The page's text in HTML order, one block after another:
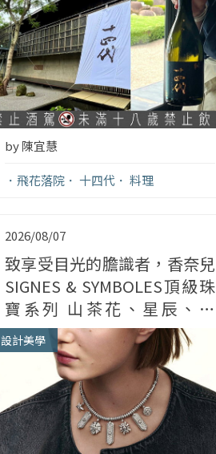
by 陳宜慧
飛花落院 十四代 料理
2026/08/07
致享受目光的膽識者，香奈兒
SIGNES & SYMBOLES頂級珠
寶系列 山茶花、星辰、太
陽、獅子，四大經典符碼這次
有何不同
設計美學